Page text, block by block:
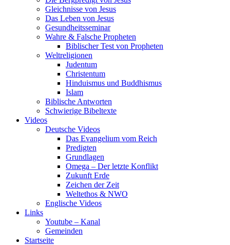
Gleichnisse von Jesus
Das Leben von Jesus
Gesundheitsseminar
Wahre & Falsche Propheten
Biblischer Test von Propheten
Weltreligionen
Judentum
Christentum
Hinduismus und Buddhismus
Islam
Biblische Antworten
Schwierige Bibeltexte
Videos
Deutsche Videos
Das Evangelium vom Reich
Predigten
Grundlagen
Omega – Der letzte Konflikt
Zukunft Erde
Zeichen der Zeit
Weltethos & NWO
Englische Videos
Links
Youtube – Kanal
Gemeinden
Startseite